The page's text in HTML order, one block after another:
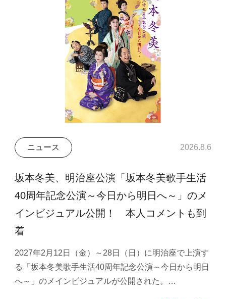
ニュース 2026.8.6
坂本冬美、明治座公演「坂本冬美歌手生活
40周年記念公演～今日から明日へ～」のメ
インビジュアル公開！ 本人コメントも到
着
2027年2月12日（金）～28日（日）に明治座で上演す
る「坂本冬美歌手生活40周年記念公演～今日から明日
へ～」のメインビジュアルが公開された。…